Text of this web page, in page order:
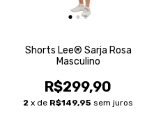
Shorts Lee® Sarja Rosa
Masculino
R$299,90
2 x de R$149,95 sem juros